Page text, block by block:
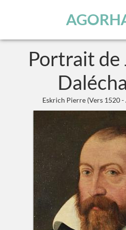
Portrait de
Eskrich Pierre (Vers 1520